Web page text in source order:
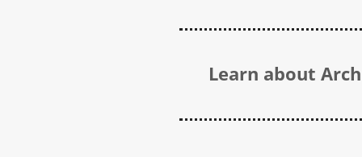
Learn about